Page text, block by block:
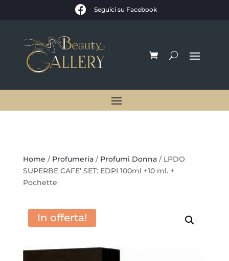
 Seguici su Facebook
Home / Profumeria/ Profumi Donna/ LPDO
SUPERBE CAFE’ SET: EDPI 100ml +10 ml. +
Pochette
In offerta!